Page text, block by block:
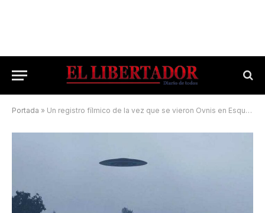
Portada » Un registro fílmico de la vez que se vieron Ovnis en Esquina